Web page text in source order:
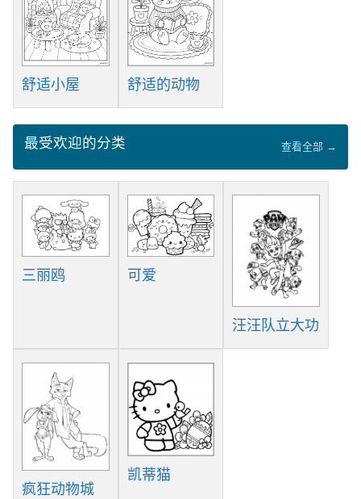
舒适小屋 舒适的动物
最受欢迎的分类 查看全部 →
三丽鸥 可爱
汪汪队立大功
疯狂动物城
凯蒂猫